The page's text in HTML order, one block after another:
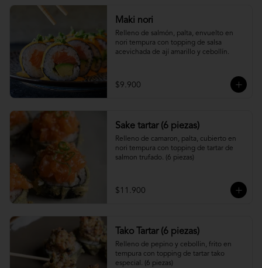
Maki nori
Relleno de salmón, palta, envuelto en
nori tempura con topping de salsa
acevichada de ají amarillo y cebollín.
$9.900
Sake tartar (6 piezas)
Relleno de camaron, palta, cubierto en
nori tempura con topping de tartar de
salmon trufado. (6 piezas)
$11.900
Tako Tartar (6 piezas)
Relleno de pepino y cebollin, frito en
tempura con topping de tartar tako
especial. (6 piezas)